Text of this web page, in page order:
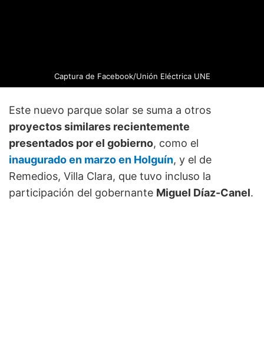
Captura de Facebook/Unión Eléctrica UNE
Este nuevo parque solar se suma a otros
proyectos similares recientemente
presentados por el gobierno, como el
inaugurado en marzo en Holguín, y el de
Remedios, Villa Clara, que tuvo incluso la
participación del gobernante Miguel Díaz-Canel.